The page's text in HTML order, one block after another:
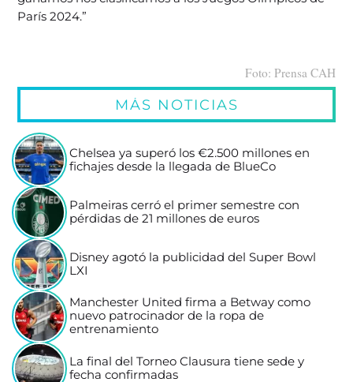
París 2024.”
Foto: Prensa CAH
MÁS NOTICIAS
Chelsea ya superó los €2.500 millones en
fichajes desde la llegada de BlueCo
Palmeiras cerró el primer semestre con
pérdidas de 21 millones de euros
Disney agotó la publicidad del Super Bowl
LXI
Manchester United firma a Betway como
nuevo patrocinador de la ropa de
entrenamiento
La final del Torneo Clausura tiene sede y
fecha confirmadas